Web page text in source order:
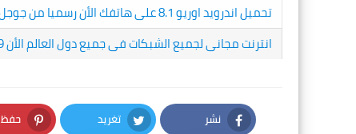
تحميل اندرويد اوريو 8.1 على هاتفك الأن رسميا من جوجل
انترنت مجانى لجميع الشبكات فى جميع دول العالم الأن 20/11/2019
نشر تغريد حفظ